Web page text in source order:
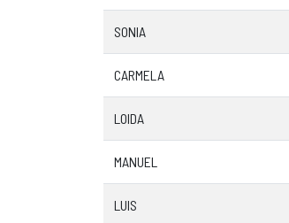
SONIA
CARMELA
LOIDA
MANUEL
LUIS